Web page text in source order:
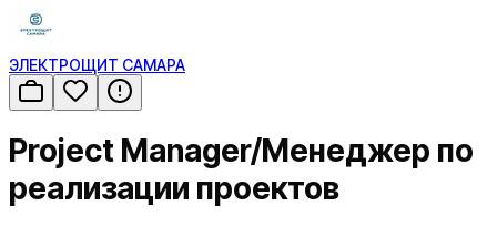
ЭЛЕКТРОЩИТ САМАРА
Project Manager/Менеджер по
реализации проектов